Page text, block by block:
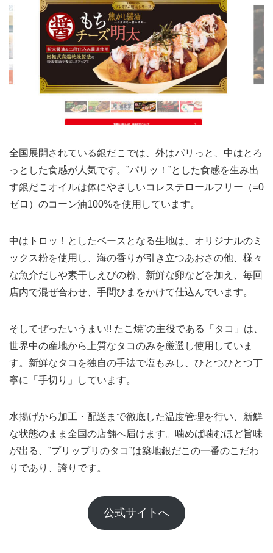
全国展開されている銀だこでは、外はパリっと、中はとろ
っとした食感が人気です。”パリッ！”とした食感を生み出
す銀だこオイルは体にやさしいコレステロールフリー（=0
ゼロ）のコーン油100%を使用しています。
中はトロッ！としたベースとなる生地は、オリジナルのミ
ックス粉を使用し、海の香りが引き立つあおさの他、様々
な魚介だしや素干しえびの粉、新鮮な卵などを加え、毎回
店内で混ぜ合わせ、手間ひまをかけて仕込んでいます。
そしてぜったいうまい!! たこ焼”の主役である「タコ」は、
世界中の産地から上質なタコのみを厳選し使用していま
す。新鮮なタコを独自の手法で塩もみし、ひとつひとつ丁
寧に「手切り」しています。
水揚げから加工・配送まで徹底した温度管理を行い、新鮮
な状態のまま全国の店舗へ届けます。噛めば噛むほど旨味
が出る、”プリップリのタコ”は築地銀だこの一番のこだわ
りであり、誇りです。
公式サイトへ